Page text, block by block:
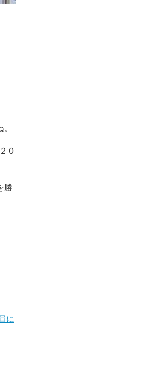
０
勝
に